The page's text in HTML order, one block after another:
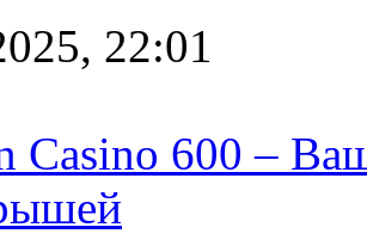
22:01
Casino 600 –